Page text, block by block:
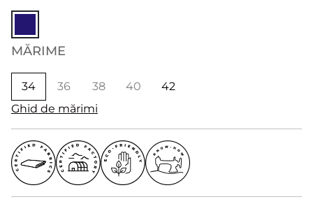
MĂRIME
34 36 38 40
42
Ghid de mărimi